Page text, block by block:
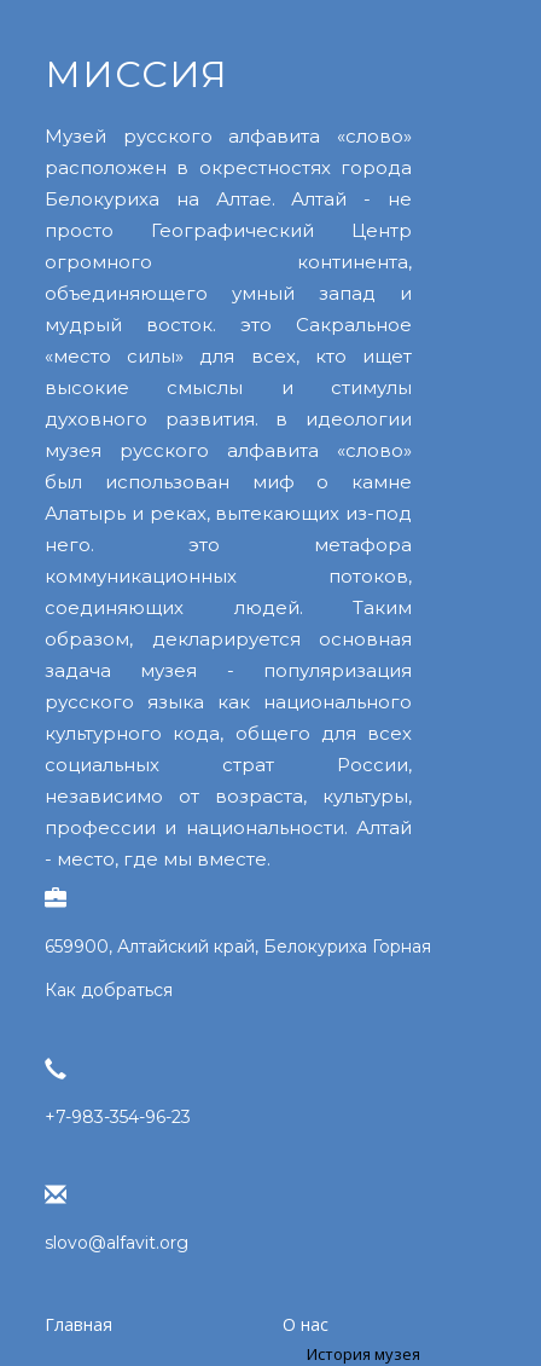
МИССИЯ
Музей русского алфавита «слово»
расположен в окрестностях города
Белокуриха на Алтае. Алтай - не
просто Географический Центр
огромного континента,
объединяющего умный запад и
мудрый восток. это Сакральное
«место силы» для всех, кто ищет
высокие смыслы и стимулы
духовного развития. в идеологии
музея русского алфавита «слово»
был использован миф о камне
Алатырь и реках, вытекающих из-под
него. это метафора
коммуникационных потоков,
соединяющих людей. Таким
образом, декларируется основная
задача музея - популяризация
русского языка как национального
культурного кода, общего для всех
социальных страт России,
независимо от возраста, культуры,
профессии и национальности. Алтай
- место, где мы вместе.
659900, Алтайский край, Белокуриха Горная
Как добраться
+7-983-354-96-23
slovo@alfavit.org
Главная О нас
История музея